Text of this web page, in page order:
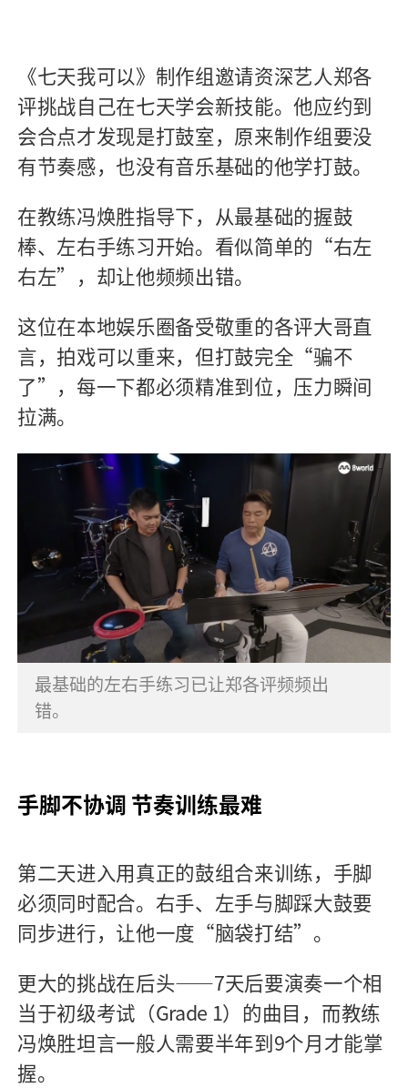
《七天我可以》制作组邀请资深艺人郑各
评挑战自己在七天学会新技能。他应约到
会合点才发现是打鼓室，原来制作组要没
有节奏感，也没有音乐基础的他学打鼓。
在教练冯焕胜指导下，从最基础的握鼓
棒、左右手练习开始。看似简单的“右左
右左”，却让他频频出错。
这位在本地娱乐圈备受敬重的各评大哥直
言，拍戏可以重来，但打鼓完全“骗不
了”，每一下都必须精准到位，压力瞬间
拉满。
最基础的左右手练习已让郑各评频频出
错。
手脚不协调 节奏训练最难
第二天进入用真正的鼓组合来训练，手脚
必须同时配合。右手、左手与脚踩大鼓要
同步进行，让他一度“脑袋打结”。
更大的挑战在后头——7天后要演奏一个相
当于初级考试（Grade 1）的曲目，而教练
冯焕胜坦言一般人需要半年到9个月才能掌
握。